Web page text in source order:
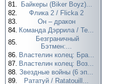
81.
Байкеры (Biker Boyz)...
82.
Флика 2 / Flicka 2
83.
Он – дракон
84. Команда Дэррила / Te...
85.
Безграничный
Бэтмен:...
86. Властелин колец: Бра...
87. Властелин колец: Воз...
88. Звездные войны (6 эп...
89.
Рататуй / Ratatouill...